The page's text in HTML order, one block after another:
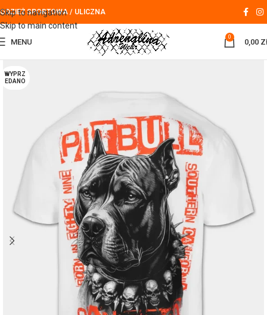
Skip to navigation
Skip to main content
ODZIEŻ SPORTOWA / ULICZNA
MENU
0
0,00
WYPRZ
EDANO